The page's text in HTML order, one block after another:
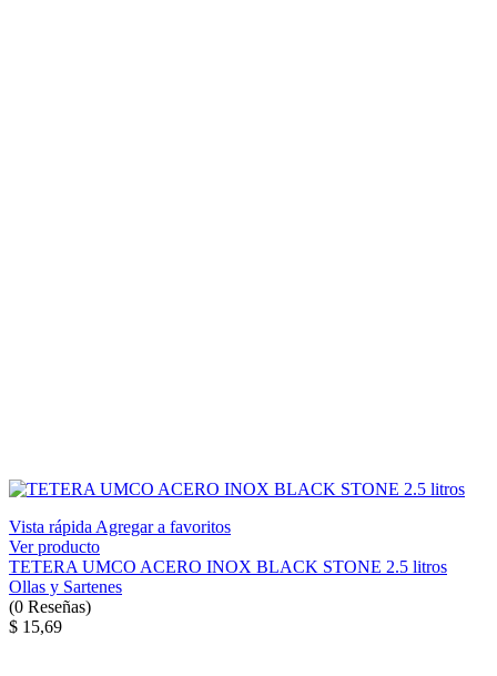
Vista rápida Agregar a favoritos
Ver producto
TETERA UMCO ACERO INOX BLACK STONE 2.5 litros
Ollas y Sartenes
(0 Reseñas)
$ 15,69